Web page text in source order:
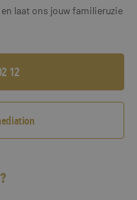
laat ons jouw familieruzie
12